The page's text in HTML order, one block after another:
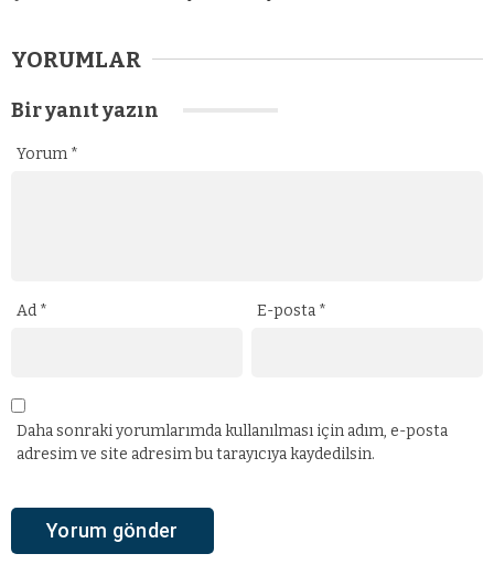
YORUMLAR
Bir yanıt yazın
Yorum *
Ad * E-posta *
Daha sonraki yorumlarımda kullanılması için adım, e-posta
adresim ve site adresim bu tarayıcıya kaydedilsin.